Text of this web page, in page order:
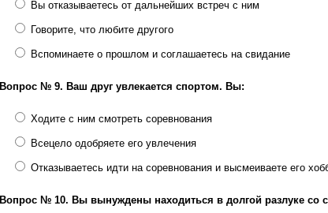
Вы отказываетесь от дальнейших встреч с ним
Говорите, что любите другого
Вспоминаете о прошлом и соглашаетесь на свидание
Вопрос № 9. Ваш друг увлекается спортом. Вы:
Ходите с ним смотреть соревнования
Всецело одобряете его увлечения
Отказываетесь идти на соревнования и высмеиваете его
Вопрос № 10. Вы вынуждены находиться в долгой разлуке со